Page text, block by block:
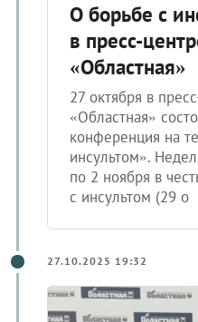
О борьбе с
в пресс-
«Областная»
27 октября в
«Областная»
конференция на
инсультом».
по 2 ноября в
с инсультом (29 о
27.10.2025 19:32